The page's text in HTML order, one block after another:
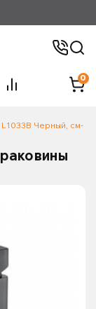
0
L1033B Черный, см-